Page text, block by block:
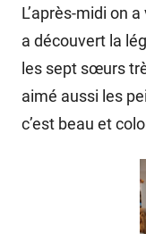
L’après-midi on
a découvert la
les sept sœurs
aimé aussi les
c’est beau et